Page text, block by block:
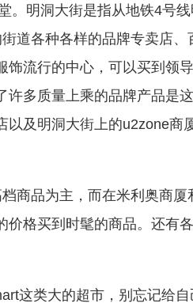
。明洞大街是指从地铁4号
道各种各样的品牌专卖店
饰流行的中心，可以买到领
许多质量上乘的品牌产品是
以及明洞大街上的u2zone商
档商品为主，而在米利奥商
价格买到时髦的商品。还有
这类大的超市，别忘记给